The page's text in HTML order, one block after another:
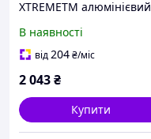
XTREMETM алюмінієвий
трьома капсулами
STANLEY 0-43-636
В наявності
від204₴/міс
2 043₴
Купити